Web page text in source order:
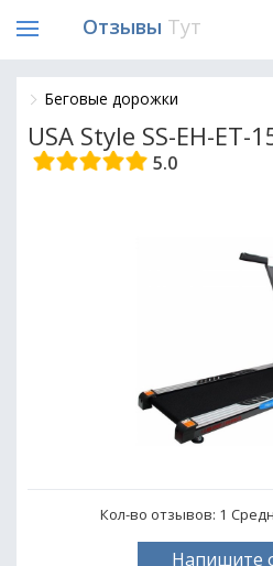
Отзывы Тут
Беговые дорожки
USA Style SS-EH-ET-
5.0
Кол-во отзывов: 1
Напишите